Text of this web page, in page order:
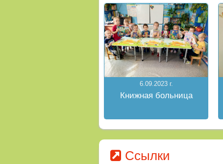
6.09.2023 г.
Книжная больница
Ссылки